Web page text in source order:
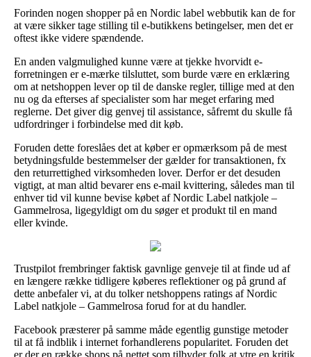
Forinden nogen shopper på en Nordic label webbutik kan de for
at være sikker tage stilling til e-butikkens betingelser, men det er
oftest ikke videre spændende.
En anden valgmulighed kunne være at tjekke hvorvidt e-
forretningen er e-mærke tilsluttet, som burde være en erklæring
om at netshoppen lever op til de danske regler, tillige med at den
nu og da efterses af specialister som har meget erfaring med
reglerne. Det giver dig genvej til assistance, såfremt du skulle få
udfordringer i forbindelse med dit køb.
Foruden dette foreslåes det at køber er opmærksom på de mest
betydningsfulde bestemmelser der gælder for transaktionen, fx
den returrettighed virksomheden lover. Derfor er det desuden
vigtigt, at man altid bevarer ens e-mail kvittering, således man til
enhver tid vil kunne bevise købet af Nordic Label natkjole –
Gammelrosa, ligegyldigt om du søger et produkt til en mand
eller kvinde.
Trustpilot frembringer faktisk gavnlige genveje til at finde ud af
en længere række tidligere køberes reflektioner og på grund af
dette anbefaler vi, at du tolker netshoppens ratings af Nordic
Label natkjole – Gammelrosa forud for at du handler.
Facebook præsterer på samme måde egentlig gunstige metoder
til at få indblik i internet forhandlerens popularitet. Foruden det
er der en række shops på nettet som tilbyder folk at ytre en kritik